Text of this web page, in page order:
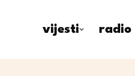
vijesti radio